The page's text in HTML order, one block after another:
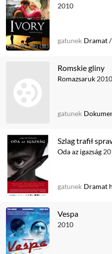
2010
gatunek Dramat/
Romskie gliny
Romazsaruk 2010
gatunek
Szlag trafił
Oda az igazság
gatunek Dramat
Vespa
2010